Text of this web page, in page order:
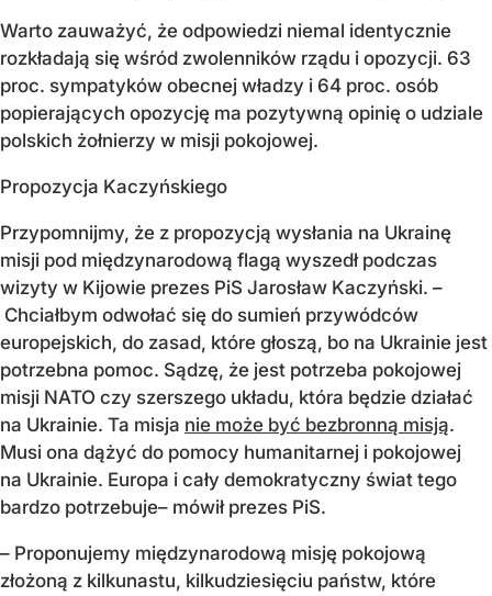
Warto zauważyć, że odpowiedzi niemal identycznie
rozkładają się wśród zwolenników rządu i opozycji. 63
proc. sympatyków obecnej władzy i 64 proc. osób
popierających opozycję ma pozytywną opinię o udziale
polskich żołnierzy w misji pokojowej.
Propozycja Kaczyńskiego
Przypomnijmy, że z propozycją wysłania na Ukrainę
misji pod międzynarodową flagą wyszedł podczas
wizyty w Kijowie prezes PiS Jarosław Kaczyński. –
Chciałbym odwołać się do sumień przywódców
europejskich, do zasad, które głoszą, bo na Ukrainie jest
potrzebna pomoc. Sądzę, że jest potrzeba pokojowej
misji NATO czy szerszego układu, która będzie działać
na Ukrainie. Ta misja nie może być bezbronną misją.
Musi ona dążyć do pomocy humanitarnej i pokojowej
na Ukrainie. Europa i cały demokratyczny świat tego
bardzo potrzebuje– mówił prezes PiS.
– Proponujemy międzynarodową misję pokojową
złożoną z kilkunastu, kilkudziesięciu państw, które